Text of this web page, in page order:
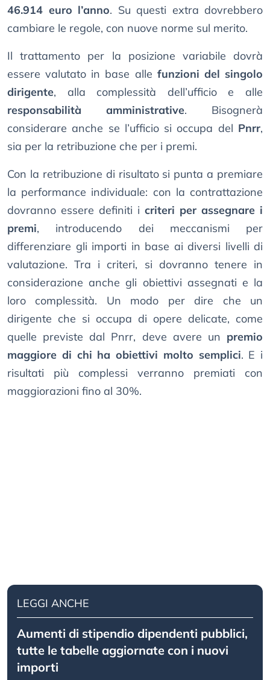
46.914 euro l’anno. Su questi extra dovrebbero
cambiare le regole, con nuove norme sul merito.
Il trattamento per la posizione variabile dovrà
essere valutato in base alle funzioni del singolo
dirigente, alla complessità dell’ufficio e alle
responsabilità amministrative. Bisognerà
considerare anche se l’ufficio si occupa del Pnrr,
sia per la retribuzione che per i premi.
Con la retribuzione di risultato si punta a premiare
la performance individuale: con la contrattazione
dovranno essere definiti i criteri per assegnare i
premi, introducendo dei meccanismi per
differenziare gli importi in base ai diversi livelli di
valutazione. Tra i criteri, si dovranno tenere in
considerazione anche gli obiettivi assegnati e la
loro complessità. Un modo per dire che un
dirigente che si occupa di opere delicate, come
quelle previste dal Pnrr, deve avere un premio
maggiore di chi ha obiettivi molto semplici. E i
risultati più complessi verranno premiati con
maggiorazioni fino al 30%.
LEGGI ANCHE
Aumenti di stipendio dipendenti pubblici,
tutte le tabelle aggiornate con i nuovi
importi